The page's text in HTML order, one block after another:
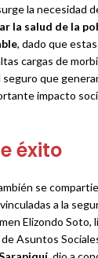
la necesidad
la salud de la
, dado que
cargas de
que
impacto
éxito
se
a la
Elizondo Soto,
Asuntos